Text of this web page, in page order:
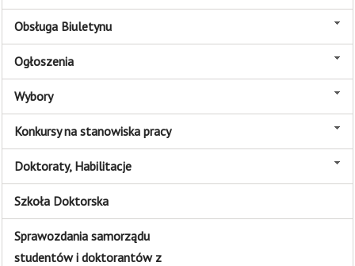
Obsługa Biuletynu
Ogłoszenia
Wybory
Konkursy na stanowiska pracy
Doktoraty, Habilitacje
Szkoła Doktorska
Sprawozdania samorządu
studentów i doktorantów z